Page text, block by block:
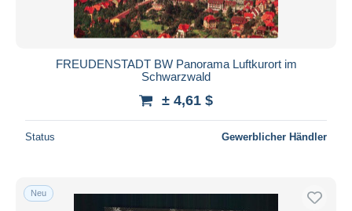
FREUDENSTADT BW Panorama Luftkurort im
Schwarzwald
± 4,61 $
Status Gewerblicher Händler
Neu